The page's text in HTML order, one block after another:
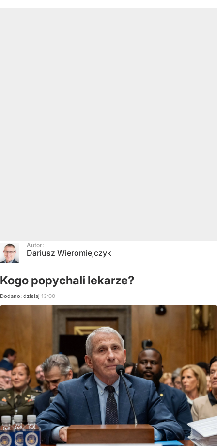
Autor:
Dariusz Wieromiejczyk
Kogo popychali lekarze?
Dodano: dzisiaj 13:00